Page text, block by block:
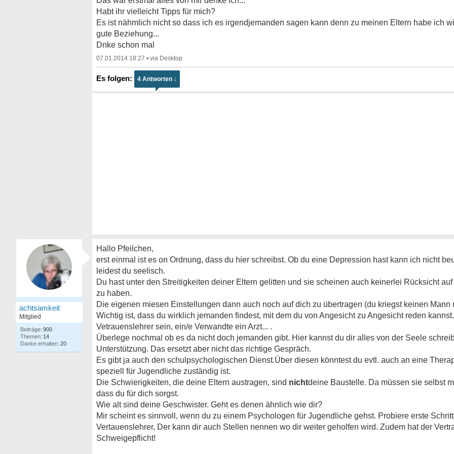
Habt ihr vielleicht Tipps für mich?
Es ist nähmlich nicht so dass ich es irgendjemanden sagen kann denn zu meinen Eltern habe ich
gute Beziehung...
Dnke schon mal
07.01.2014 18:27 •
4 Antworten ↓
achtsamkeit
Mitglied
900
14
20
Hallo Pfeilchen,
erst einmal ist es on Ordnung, dass du hier schreibst. Ob du eine Depression hast kann ich nicht
leidest du seelisch.
Du hast unter den Streitigkeiten deiner Eltern gelitten und sie scheinen auch keinerlei Rücksicht
zu haben.
Die eigenen miesen Einstellungen dann auch noch auf dich zu übertragen (du kriegst keinen Mann
Wichtig ist, dass du wirklich jemanden findest, mit dem du von Angesicht zu Angesicht reden
Vetrauenslehrer sein, ein/e Verwandte ein Arzt... .
Überlege nochmal ob es da nicht doch jemanden gibt. Hier kannst du dir alles von der Seele
Unterstützung. Das ersetzt aber nicht das richtige Gespräch.
Es gibt ja auch den schulpsychologischen Dienst.Über diesen könntest du evtl. auch an eine
speziell für Jugendliche zuständig ist.
Die Schwierigkeiten, die deine Eltern austragen, sind nichtdeine Baustelle. Da müssen sie selbst
dass du für dich sorgst.
Wie alt sind deine Geschwister. Geht es denen ähnlich wie dir?
Mir scheint es sinnvoll, wenn du zu einem Psychologen für Jugendliche gehst. Probiere erste
Vertauenslehrer, Der kann dir auch Stellen nennen wo dir weiter geholfen wird. Zudem hat der
Schweigepflicht!